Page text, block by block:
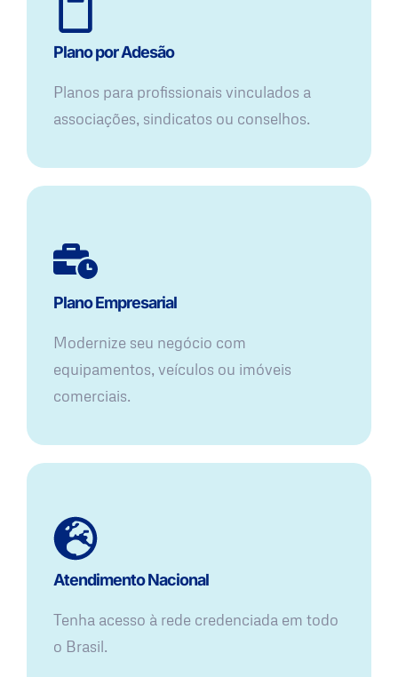
Plano por Adesão
Planos para profissionais vinculados a
associações, sindicatos ou conselhos.
Plano Empresarial
Modernize seu negócio com
equipamentos, veículos ou imóveis
comerciais.
Atendimento Nacional
Tenha acesso à rede credenciada em todo
o Brasil.